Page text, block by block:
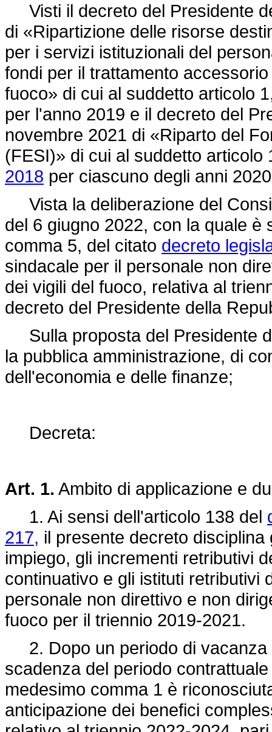
Visti il decreto del Presidente
di «Ripartizione delle risorse
per i servizi istituzionali del
fondi per il trattamento
fuoco» di cui al suddetto articolo
per l'anno 2019 e il decreto del
novembre 2021 di «Riparto del
(FESI)» di cui al suddetto
2018 per ciascuno degli anni
Vista la deliberazione del
del 6 giugno 2022, con la quale
comma 5, del citato decreto
sindacale per il personale non
dei vigili del fuoco, relativa al
decreto del Presidente della
Sulla proposta del Presidente
la pubblica amministrazione, di
dell'economia e delle finanze;
Decreta:
Art. 1. Ambito di applicazione e
1. Ai sensi dell'articolo 138 del
217, il presente decreto
impiego, gli incrementi retributivi
continuativo e gli istituti retributivi
personale non direttivo e non
fuoco per il triennio 2019-2021.
2. Dopo un periodo di vacanza
scadenza del periodo
medesimo comma 1 è
anticipazione dei benefici